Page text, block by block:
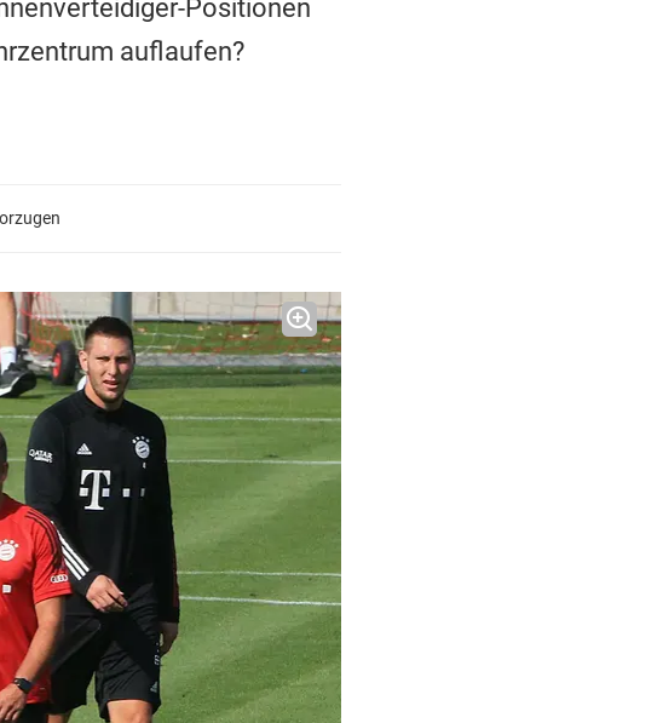
Positionen
auflaufen?